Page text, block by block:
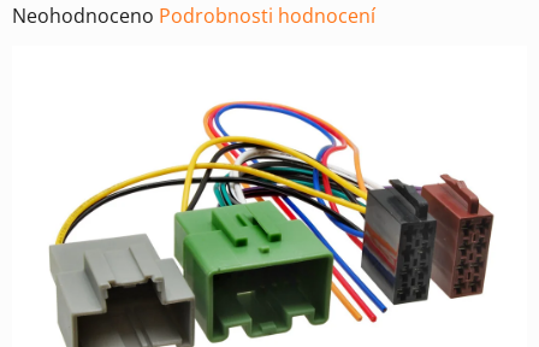
Průměrné
hvězdiček.
Neohodnoceno Podrobnosti hodnocení